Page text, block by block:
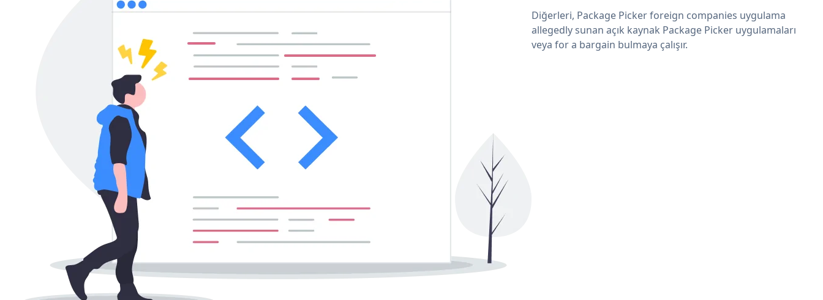
Diğerleri, Package Picker foreign companies uygulama
allegedly sunan açık kaynak Package Picker uygulamaları
veya for a bargain bulmaya çalışır.